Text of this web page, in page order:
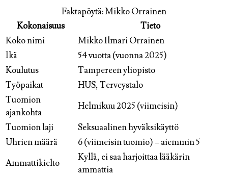
Faktapöytä: Mikko Orrainen
Kokonaisuus
Tieto
Koko nimi
Mikko Ilmari Orrainen
Ikä
54 vuotta (vuonna 2025)
Koulutus
Tampereen yliopisto
Työpaikat
HUS, Terveystalo
Tuomion
ajankohta
Helmikuu 2025 (viimeisin)
Tuomion laji
Seksuaalinen hyväksikäyttö
Uhrien määrä
6 (viimeisin tuomio) – aiemmin 5
Ammattikielto
Kyllä, ei saa harjoittaa lääkärin
ammattia